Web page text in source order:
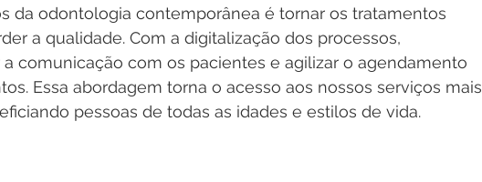
da odontologia contemporânea é tornar os tratamentos
a qualidade. Com a digitalização dos processos,
comunicação com os pacientes e agilizar o agendamento
Essa abordagem torna o acesso aos nossos serviços mais
pessoas de todas as idades e estilos de vida.